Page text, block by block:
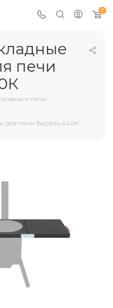
0
печи
и печи —
для печи Берель 440К